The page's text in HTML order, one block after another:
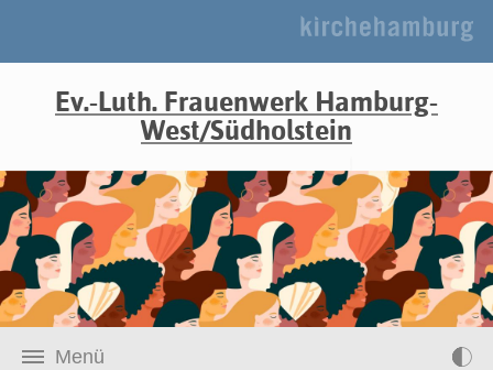
Ev.-Luth. Frauenwerk Hamburg-
West/Südholstein
Menü